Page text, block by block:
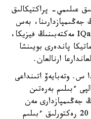
عىلىمي- پراكتيكالىق
جەڭىمپازدارىنا، بەس
گرانت IQanat High School of Burabay مەكتەبىنىڭ فيزيكا،
پاندەرى بويىنشا
ارنالعان.
س. وتەبايەۆ اتىنداعى
ءبىلىم بەرەتىن
جەڭىمپازدارى مەن
«زەردەلى» مەكتەپتەرىنىڭ تۇلەكتەرىنە 20 رەكتورلىق ءبىلىم